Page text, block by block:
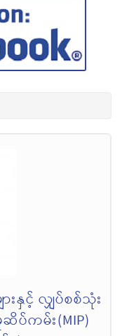
နှင့် လျှပ်စစ်သုံး
ဆိပ်ကမ်း(MIP)